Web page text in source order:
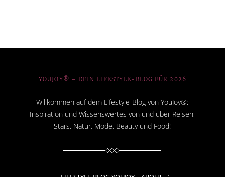
YOUJOY® – DEIN LIFESTYLE-BLOG FÜR 2026
Willkommen auf dem Lifestyle-Blog von YouJoy®:
Inspiration und Wissenswertes von und über Reisen,
Stars, Natur, Mode, Beauty und Food!